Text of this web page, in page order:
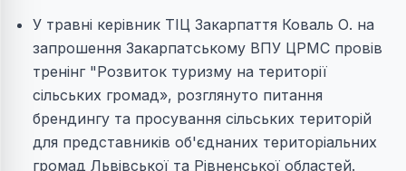
У травні керівник ТІЦ Закарпаття Коваль О. на
запрошення Закарпатському ВПУ ЦРМС провів
тренінг "Розвиток туризму на території
сільських громад», розглянуто питання
брендингу та просування сільських територій
для представників об'єднаних територіальних
громад Львівської та Рівненської областей.